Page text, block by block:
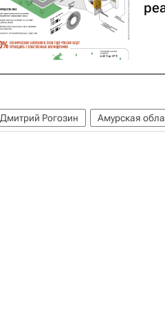
Дмитрий Рогозин Амурская